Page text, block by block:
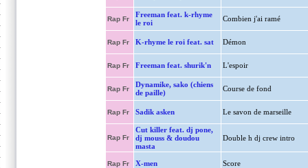
Rap Fr
Freeman feat. k-rhyme
le roi
Combien j'ai ramé
Rap Fr K-rhyme le roi feat. sat Démon
Rap Fr Freeman feat. shurik'n L'espoir
Rap Fr
Dynamike, sako (chiens
de paille)
Course de fond
Rap Fr Sadik asken Le savon de marseille
Rap Fr
Cut killer feat. dj pone,
dj mouss & doudou
masta
Double h dj crew intro
Rap Fr X-men Score